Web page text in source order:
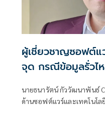
ผู้เชี่ยวชาญซอฟต์แ
จุด กรณีข้อมูลรั่วไ
นายธนารัตน์ กัววัฒนาพันธ์
ด้านซอฟต์แวร์และเทคโนโ